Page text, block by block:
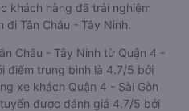
khách hàng đã trải nghiệm
đi Tân Châu - Tây Ninh.
Châu - Tây Ninh từ Quận 4 -
điểm trung bình là 4.7/5 bởi
xe khách Quận 4 - Sài Gòn
được đánh giá 4.7/5 bởi